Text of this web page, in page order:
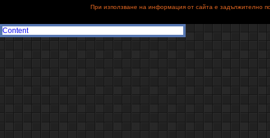
При използване на информация от сайта е задължително
Content